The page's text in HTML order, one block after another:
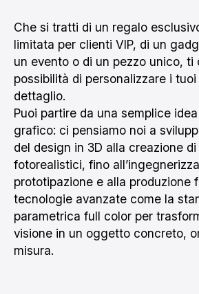
Che si tratti di un regalo
limitata per clienti VIP, di un
un evento o di un pezzo unico, ti
possibilità di personalizzare i
dettaglio.
Puoi partire da una semplice
grafico: ci pensiamo noi a
del design in 3D alla creazione
fotorealistici, fino
prototipazione e alla produzione
tecnologie avanzate come la
parametrica full color per
visione in un oggetto concreto,
misura.